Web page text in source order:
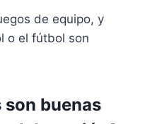
de equipo, y
o el fútbol son
buenas